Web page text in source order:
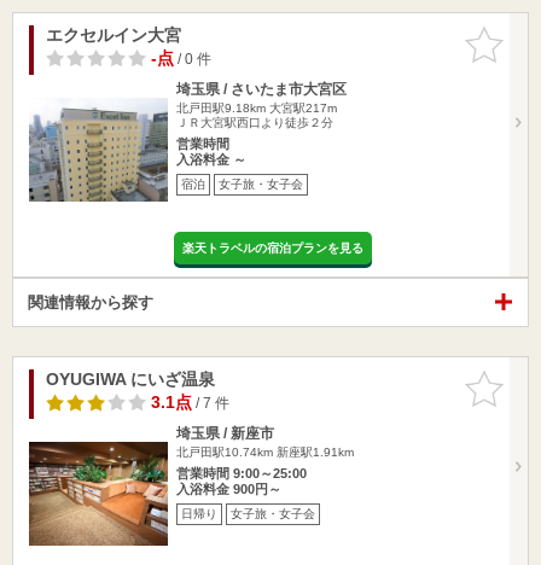
お気に入
りに追加
エクセルイン大宮
-点/ 0 件
埼玉県 / さいたま市大宮区
北戸田駅9.18km 大宮駅217m
ＪＲ大宮駅西口より徒歩２分
営業時間
入浴料金 ～
宿泊 女子旅・女子会
楽天トラベルの宿泊プランを見る
関連情報から探す
お気に入
りに追加
OYUGIWA にいざ温泉
3.1点/ 7 件
埼玉県 / 新座市
北戸田駅10.74km 新座駅1.91km
営業時間 9:00～25:00
入浴料金 900円～
日帰り 女子旅・女子会